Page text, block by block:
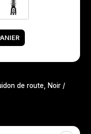
de route, Noir /